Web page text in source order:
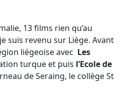
13 films rien qu’au
suis revenu sur Liège. Avant
liégeoise avec Les
turque et puis l’Ecole de
de Seraing, le collège St